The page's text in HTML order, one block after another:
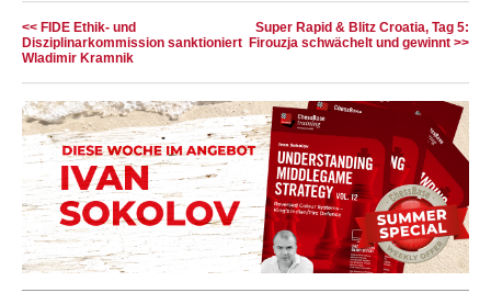
<< FIDE Ethik- und
Disziplinarkommission sanktioniert
Wladimir Kramnik
Super Rapid & Blitz Croatia, Tag 5:
Firouzja schwächelt und gewinnt >>